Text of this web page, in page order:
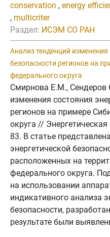
conservation , energy
, multicriter
Раздел: ИСЭМ СО РАН
Анализ тенденций изменения
безопасности регионов на
федерального округа
Смирнова Е.М., Сендеров
изменения состояния
регионов на примере
округа //
83. В статье
энергетической
расположенных на
федерального округа.
на использовании
индикативного анализа
безопасности,
результате были